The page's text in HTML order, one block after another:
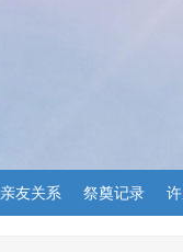
亲友关系 祭奠记录